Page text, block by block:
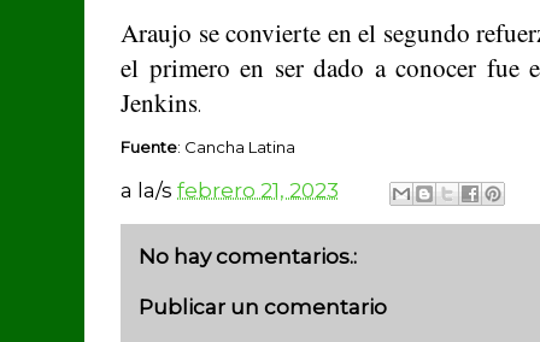
Araujo se convierte en el segundo
el primero en ser dado a conocer fue
Jenkins.
Fuente: Cancha Latina
a la/s febrero 21, 2023
No hay comentarios.:
Publicar un comentario